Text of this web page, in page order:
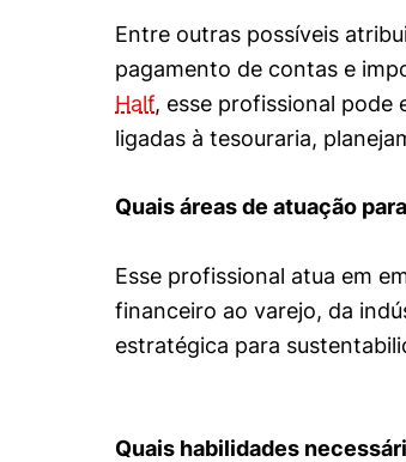
Entre outras possíveis
pagamento de contas e
Half, esse profissional pode
ligadas à tesouraria,
Quais áreas de atuação
Esse profissional atua em
financeiro ao varejo, da
estratégica para
Quais habilidades